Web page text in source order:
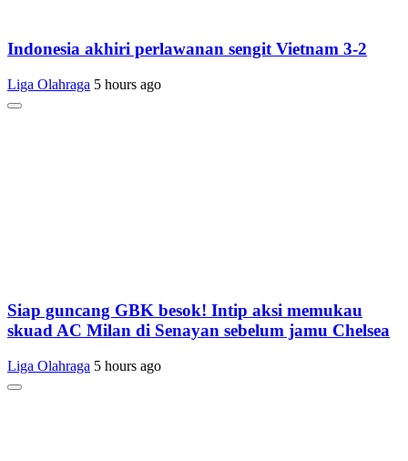
Indonesia akhiri perlawanan sengit Vietnam 3-2
Liga Olahraga 5 hours ago
Siap guncang GBK besok! Intip aksi memukau
skuad AC Milan di Senayan sebelum jamu Chelsea
Liga Olahraga 5 hours ago